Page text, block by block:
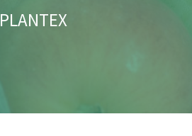
PLANTEX